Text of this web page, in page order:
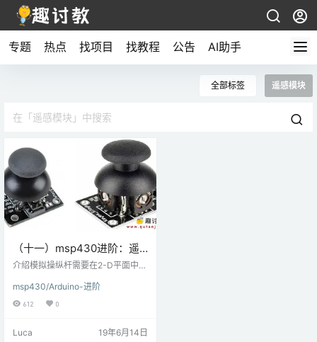
专题 热点 找项目 找教程 公告 AI助手
全部标签 遥感模块
（十一）msp430进阶：遥
感模块与MSP-EXP430G2
介绍模拟操纵杆需要在2-D平面中改
使用模拟操纵杆作为输入设备。模
拟操纵杆产生两个电压; 一个对应于
操纵杆的位置。要将模拟操纵杆与M
msp430/Arduino-进阶
612 0
Luca 19年6月14日